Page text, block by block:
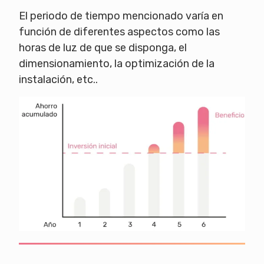
El periodo de tiempo mencionado varía en
función de diferentes aspectos como las
horas de luz de que se disponga, el
dimensionamiento, la optimización de la
instalación, etc..